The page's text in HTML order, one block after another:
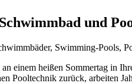
und
Swimming-Pools,
einem heißen Sommertag in
Pooltechnik zurück, arbeiten